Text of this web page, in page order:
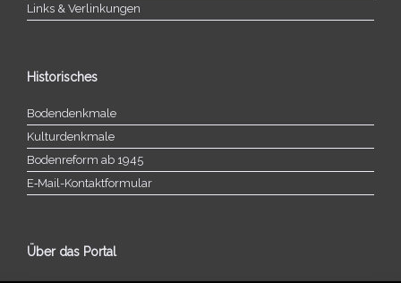
Links & Verlinkungen
Historisches
Bodendenkmale
Kulturdenkmale
Bodenreform ab 1945
E‑Mail-​​Kontaktformular
Über das Portal